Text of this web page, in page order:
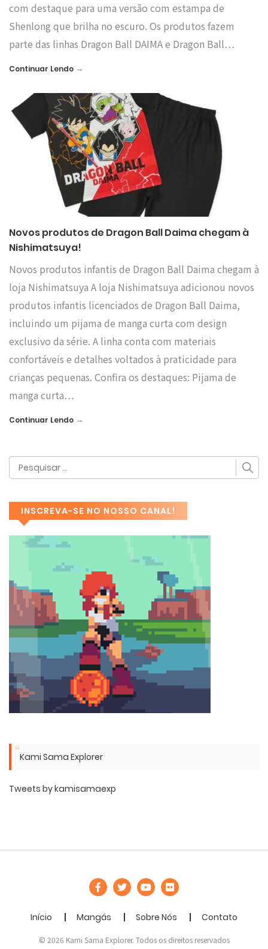
com destaque para uma versão com estampa de
Shenlong que brilha no escuro. Os produtos fazem
parte das linhas Dragon Ball DAIMA e Dragon Ball…
Continuar Lendo →
Novos produtos de Dragon Ball Daima chegam à
Nishimatsuya!
Novos produtos infantis de Dragon Ball Daima chegam à
loja Nishimatsuya A loja Nishimatsuya adicionou novos
produtos infantis licenciados de Dragon Ball Daima,
incluindo um pijama de manga curta com design
exclusivo da série. A linha conta com materiais
confortáveis e detalhes voltados à praticidade para
crianças pequenas. Confira os destaques: Pijama de
manga curta…
Continuar Lendo →
INSCREVA-SE NO NOSSO CANAL!
Kami Sama Explorer
Tweets by kamisamaexp
Início Mangás Sobre Nós Contato
© 2026 Kami Sama Explorer. Todos os direitos reservados